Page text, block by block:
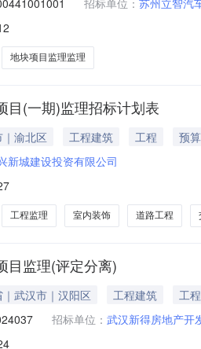
招标单位： 苏州立智汽
地块项目监理监理
目(一期)监理招标计划表
渝北区 工程建筑 工程
预
新城建设投资有限公司
工程监理 室内装饰 道路工程
目监理(评定分离)
武汉市｜汉阳区 工程建筑
工程
招标单位： 武汉新得房地产开